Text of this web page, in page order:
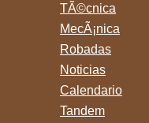
TÃ©cnica
MecÃ¡nica
Robadas
Noticias
Calendario
Tandem